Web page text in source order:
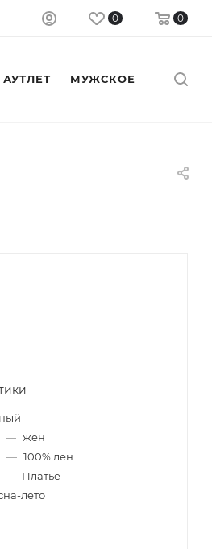
0 0
АУТЛЕТ МУЖСКОЕ
— жен
— 100% лен
— Платье
лето